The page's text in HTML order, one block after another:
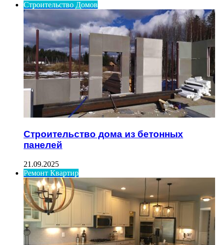
Строительство Домов
Строительство дома из бетонных
панелей
21.09.2025
Ремонт Квартир